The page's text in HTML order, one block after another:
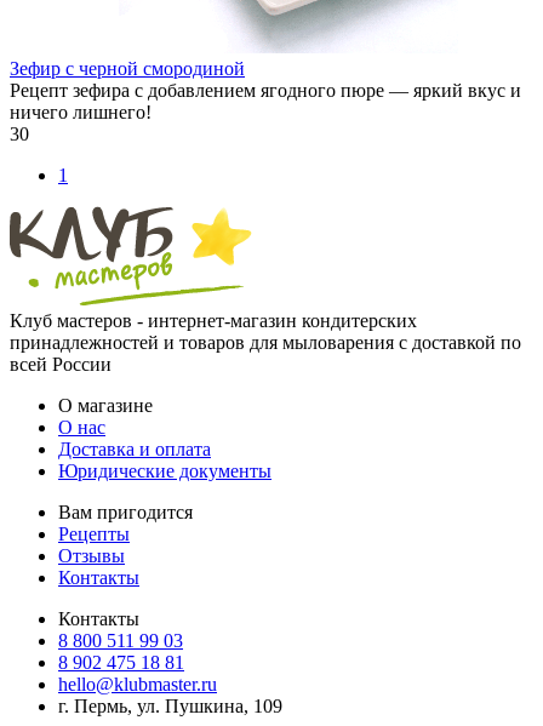
Зефир с черной смородиной
Рецепт зефира с добавлением ягодного пюре — яркий вкус и
ничего лишнего!
30
1
Клуб мастеров - интернет-магазин кондитерских
принадлежностей и товаров для мыловарения с доставкой по
всей России
О магазине
О нас
Доставка и оплата
Юридические документы
Вам пригодится
Рецепты
Отзывы
Контакты
Контакты
8 800 511 99 03
8 902 475 18 81
hello@klubmaster.ru
г. Пермь, ул. Пушкина, 109